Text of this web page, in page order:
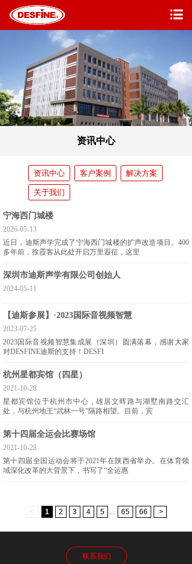
资讯中心
资讯中心 客户案例 解决方案
关于我们
宁海西门城楼
2026-05-13
近日，迪斯声学完成了宁海西门城楼的扩声改造项目。400
多年前，徐霞客从此处开启万里遐征，这里
深圳市迪斯声学有限公司创始人
2024-05-11
【迪斯参展】·2023国际音视频智慧
2023-07-25
2023国际音视频智慧集成展（深圳）圆满落幕，感谢大家
对DESFINE迪斯的支持！DESFI
杭州星都宾馆（四星）
2021-10-28
星都宾馆位于杭州市中心，雄居文晖路与湖墅南路交汇
处，与杭州地王“武林一号”隔路相望。目前，宾
第十四届全运会比赛场馆
2021-10-28
第十四届全国运动会将于2021年在陕西省举办。在体育领
域深化改革的大背景下，书写了“全运惠
< 1 2 3 4 5 ... 65 66 >
联系我们